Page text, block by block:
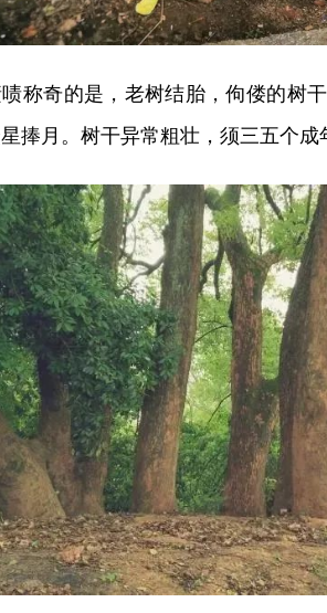
称奇的是，老树结胎，佝偻的树
捧月。树干异常粗壮，须三五个成